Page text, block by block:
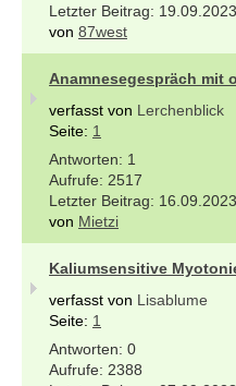
19.09.2023
von 87west
Anamnesegespräch mit
verfasst von Lerchenblick
Seite: 1
1
2517
16.09.2023
von Mietzi
Kaliumsensitive
verfasst von Lisablume
Seite: 1
0
2388